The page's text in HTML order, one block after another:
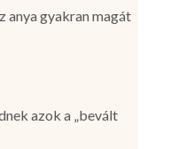
anya gyakran magát
azok a „bevált